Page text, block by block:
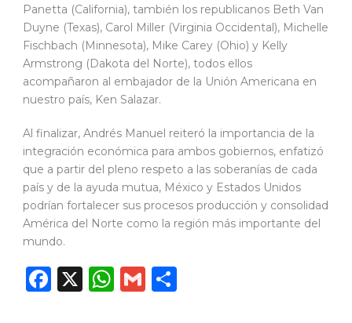
Panetta (California), también los republicanos Beth Van
Duyne (Texas), Carol Miller (Virginia Occidental), Michelle
Fischbach (Minnesota), Mike Carey (Ohio) y Kelly
Armstrong (Dakota del Norte), todos ellos
acompañaron al embajador de la Unión Americana en
nuestro país, Ken Salazar.
Al finalizar, Andrés Manuel reiteró la importancia de la
integración económica para ambos gobiernos, enfatizó
que a partir del pleno respeto a las soberanías de cada
país y de la ayuda mutua, México y Estados Unidos
podrían fortalecer sus procesos producción y consolidad
América del Norte como la región más importante del
mundo.
Facebook
X WhatsApp
Gmail